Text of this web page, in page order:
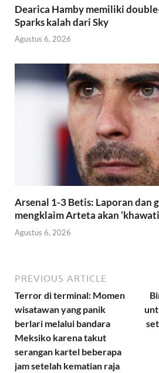
Dearica Hamby memiliki
Sparks kalah dari Sky
Agustus 6, 2026
Arsenal 1-3 Betis: Laporan dan
mengklaim Arteta akan
Agustus 6, 2026
PREVIOUS ARTICLE
Terror di terminal: Momen
wisatawan yang panik
berlari melalui bandara
Meksiko karena takut
serangan kartel beberapa
jam setelah kematian raja